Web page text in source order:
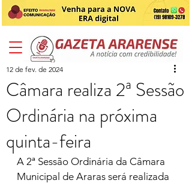
Câmara realiza 2ª Sessão
Ordinária na próxima
quinta-feira
12 de fev. de 2024
A 2ª Sessão Ordinária da Câmara
Municipal de Araras será realizada